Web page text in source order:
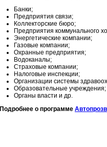
Банки;
Предприятия связи;
Коллекторские бюро;
Предприятия коммунального
Энергетические компании;
Газовые компании;
Охранные предприятия;
Водоканалы;
Страховые компании;
Налоговые инспекции;
Организации системы
Образовательные учреждения;
Органы власти и др.
Подробнее о программе